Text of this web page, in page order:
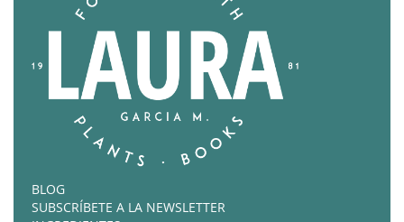
BLOG
SUBSCRÍBETE A LA NEWSLETTER